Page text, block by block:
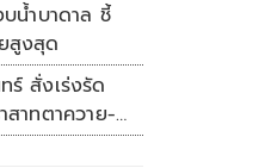
น้ำบาดาล ชี้
สูงสุด
สั่งเร่งรัด
สาทตาควาย-